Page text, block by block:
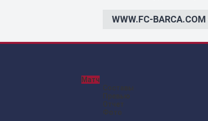
WWW.FC-BARCA.COM
Матч
Составы
Превью
Отчет
Фото